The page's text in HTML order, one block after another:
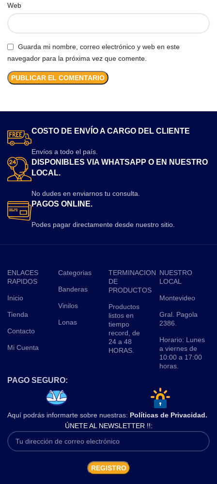
Web
Guarda mi nombre, correo electrónico y web en este
navegador para la próxima vez que comente.
COSTO DE ENVÍO A CARGO DEL CLIENTE
Envíos a todo el país.
DISPONIBLES VIA WHATSAPP O EN NUESTRO
LOCAL.
No dudes en enviarnos tu consulta.
PAGOS ONLINE.
Podes pagar directamente desde nuestro sitio.
ENLACES
RAPIDOS
Inicio
Tienda
Contacto
Mi Cuenta
Categorias
Banderas
Vinilos
Lonas
TERMINACION
DE
PRODUCTOS
Productos
listos en
tiempo
record, de
24 a 48
HORAS.
NUESTRO
LOCAL
Montevideo
Gral. Pagola
2386.
Horario: Lunes
a viernes de
10:00 a 17:00
horas.
PAGO SEGURO:
Aquí podrás informarte sobre nuestras: Políticas de Privacidad.
ÚNETE AL NEWSLETTER !!: